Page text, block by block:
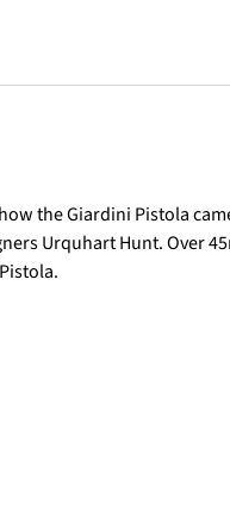
the Giardini Pistola
Urquhart Hunt. Over